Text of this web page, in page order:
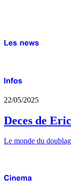
22/05/2025
Deces de
Le monde du